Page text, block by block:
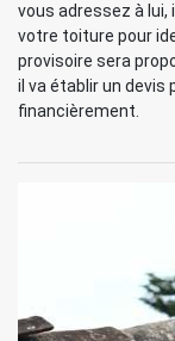
vous adressez à lui,
votre toiture pour
provisoire sera
il va établir un devis
financièrement.